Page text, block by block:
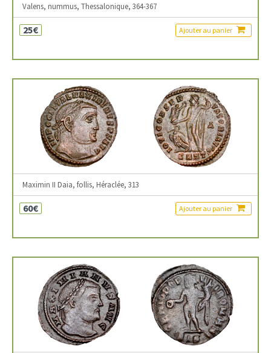
Valens, nummus, Thessalonique, 364-367
25€ Ajouter au panier
Maximin II Daia, follis, Héraclée, 313
60€ Ajouter au panier